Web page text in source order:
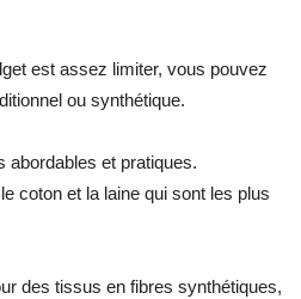
est assez limiter, vous pouvez
ou synthétique.
abordables et pratiques.
coton et la laine qui sont les plus
des tissus en fibres synthétiques,